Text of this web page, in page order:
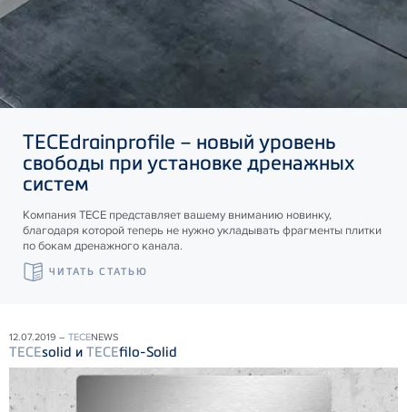
TECEdrainprofile – новый уровень
свободы при установке дренажных
систем
Компания ТЕСЕ представляет вашему вниманию новинку,
благодаря которой теперь не нужно укладывать фрагменты плитки
по бокам дренажного канала.
ЧИТАТЬ СТАТЬЮ
12.07.2019 – TECENEWS
TECEsolid и TECEfilo-Solid